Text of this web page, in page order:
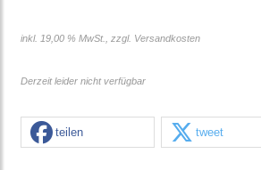
inkl. 19,00 % MwSt., zzgl. Versandkosten
Derzeit leider nicht verfügbar
teilen tweet